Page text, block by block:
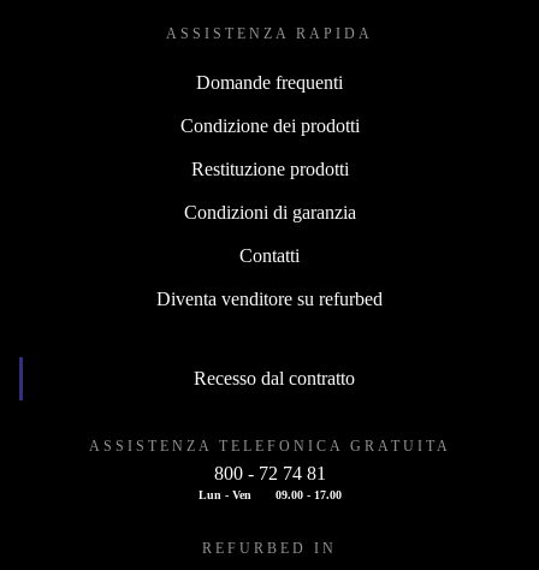
ASSISTENZA RAPIDA
Domande frequenti
Condizione dei prodotti
Restituzione prodotti
Condizioni di garanzia
Contatti
Diventa venditore su refurbed
Recesso dal contratto
ASSISTENZA TELEFONICA GRATUITA
800 - 72 74 81
Lun - Ven 09.00 - 17.00
REFURBED IN